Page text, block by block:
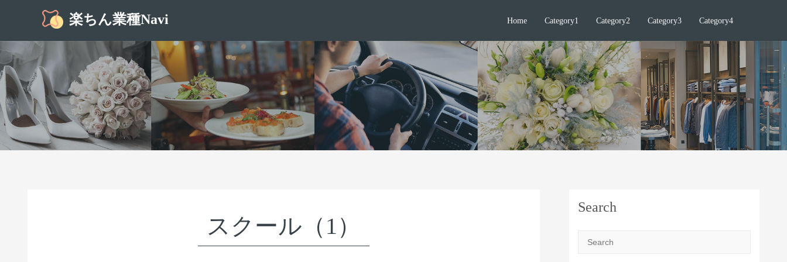
楽ちん業種Navi Home Category1 Category2 Category3 Category4
スクール（1）
Search
Search